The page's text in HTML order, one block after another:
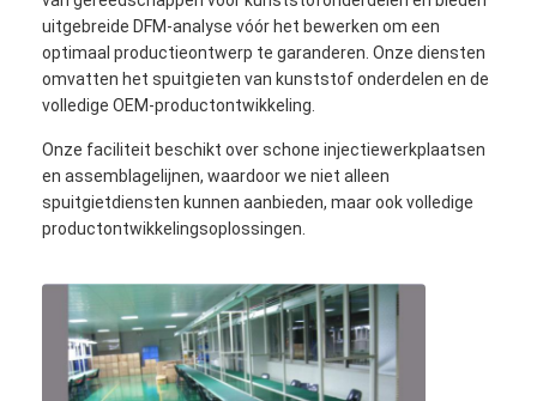
uitgebreide DFM-analyse vóór het bewerken om een ​​
optimaal productieontwerp te garanderen. Onze diensten
omvatten het spuitgieten van kunststof onderdelen en de
volledige OEM-productontwikkeling.
Onze faciliteit beschikt over schone injectiewerkplaatsen
en assemblagelijnen, waardoor we niet alleen
spuitgietdiensten kunnen aanbieden, maar ook volledige
productontwikkelingsoplossingen.